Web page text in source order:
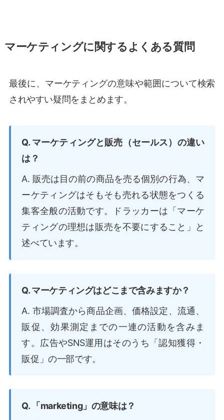
マーケティングに関するよくある質問
最後に、マーケティングの意味や範囲について検索
されやすい疑問をまとめます。
Q. マーケティングと販売（セールス）の違い
は？
A. 販売は目の前の商品を売る個別の行為、マ
ーケティングはそもそも売れる状態をつくる
集客全般の活動です。ドラッカーは「マーケ
ティングの理想は販売を不要にすること」と
述べています。
Q. マーケティングはどこまで含みますか？
A. 市場調査から商品企画、価格設定、流通、
販促、効果測定までの一連の活動を含みま
す。広告やSNS運用はそのうち「認知獲得・
販促」の一部です。
Q. 「marketing」の意味は？